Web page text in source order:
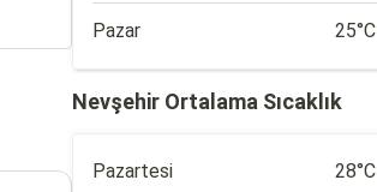
Pazar 25°C
Nevşehir Ortalama Sıcaklık
Pazartesi 28°C